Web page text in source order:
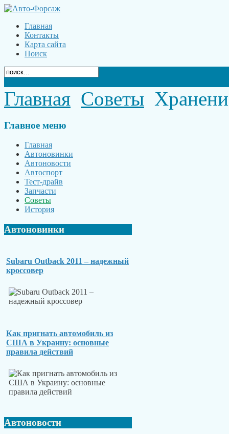
Главная
Контакты
Карта сайта
Поиск
Главная Советы
Главное меню
Главная
Автоновинки
Автоновости
Автоспорт
Тест-драйв
Запчасти
Советы
История
Автоновинки
Subaru Outback 2011 – надежный
кроссовер
Как пригнать автомобиль из
США в Украину: основные
правила действий
Автоновости